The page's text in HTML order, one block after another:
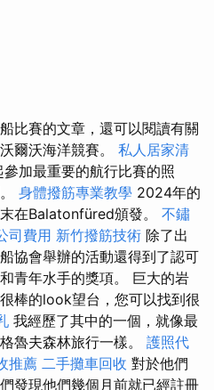
比賽的文章，還可以閱讀有關
爾沃海洋競賽。 私人居家清
加最重要的航行比賽的照
身體撥筋專業教學 2024年的
在Balatonfüred頒發。 不鏽
司費用 新竹撥筋技術 除了出
協會舉辦的活動還得到了認可
青年水手的獎項。 巨大的岩
棒的look望台，您可以找到很
我經歷了其中的一個，就像最
魯夫森林旅行一樣。 護照代
推薦 二手攤車回收 對於他們
發現他們幾個月前就已經註冊